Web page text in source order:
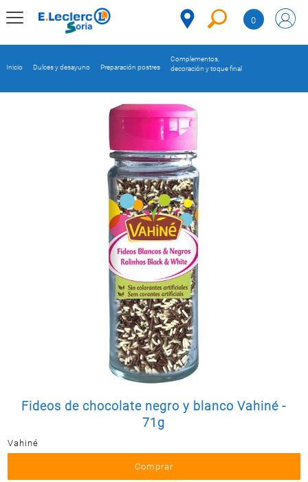
Código
Postal
0
Y HOGAR
ELECTRO
Inicio Dulces y desayuno Preparación postres
Complementos,
decoración y toque final
Fideos de chocolate negro y blanco Vahiné -
71g
Vahiné